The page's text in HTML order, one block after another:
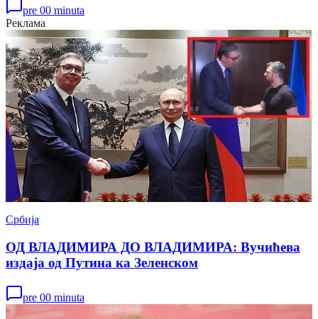
pre 00 minuta
Реклама
Србија
ОД ВЛАДИМИРА ДО ВЛАДИМИРА: Вучићева
издаја од Путина ка Зеленском
pre 00 minuta